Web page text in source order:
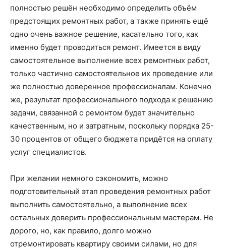
полностью решён необходимо определить объём
предстоящих ремонтных работ, а также принять ещё
одно очень важное решение, касательно того, как
именно будет проводиться ремонт. Имеется в виду
самостоятельное выполнение всех ремонтных работ,
только частично самостоятельное их проведение или
же полностью доверенное профессионалам. Конечно
же, результат профессионального подхода к решению
задачи, связанной с ремонтом будет значительно
качественным, но и затратным, поскольку порядка 25-
30 процентов от общего бюджета придётся на оплату
услуг специалистов.
При желании немного сэкономить, можно
подготовительный этап проведения ремонтных работ
выполнить самостоятельно, а выполнение всех
остальных доверить профессиональным мастерам. Не
дорого, но, как правило, долго можно
отремонтировать квартиру своими силами, но для